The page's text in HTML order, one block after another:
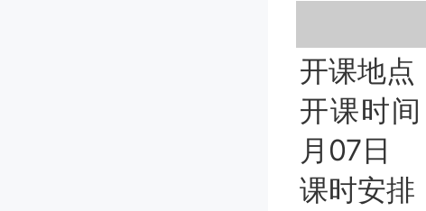
开课地点
开课时
月07日
课时安排